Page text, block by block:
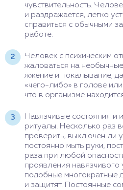
чувствительность.
и раздражается, легко
справиться с обычными
работе.
Человек с психическим
жаловаться на
жжение и покалывание,
«чего-либо» в голове
что в организме
Навязчивые состояния и
ритуалы. Несколько раз
проверить, выключен ли
постоянно мыть руки,
раза при любой
проявления навязчивого
подобные многократные
и защитят. Постоянные